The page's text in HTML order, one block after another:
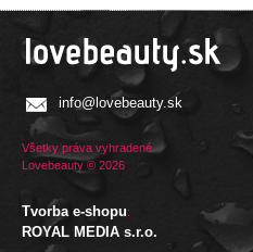
info@lovebeauty.sk
Všetky práva vyhradené.
Lovebeauty © 2026
Tvorba e-shopu:
ROYAL MEDIA s.r.o.